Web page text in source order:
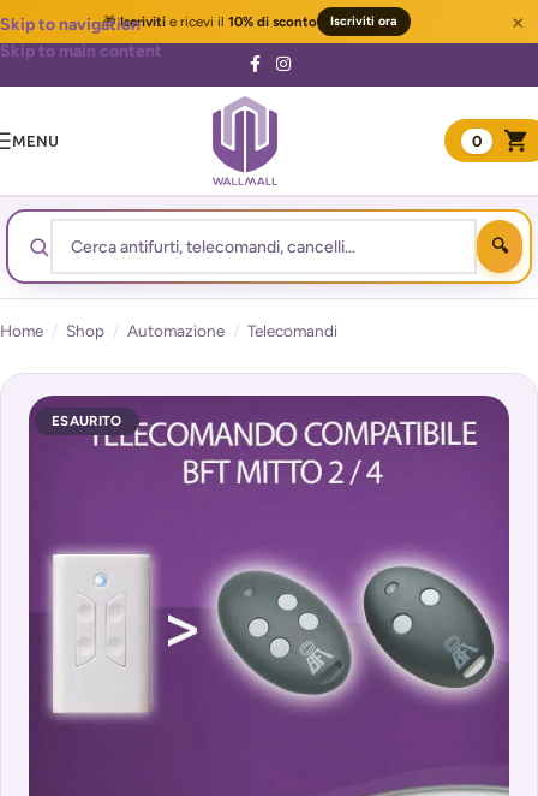
🎁Iscrivitie ricevi il 10% di sconto Iscriviti ora ×
Skip to navigation
Skip to main content
MENU 0
Home / Shop / Automazione / Telecomandi
ESAURITO